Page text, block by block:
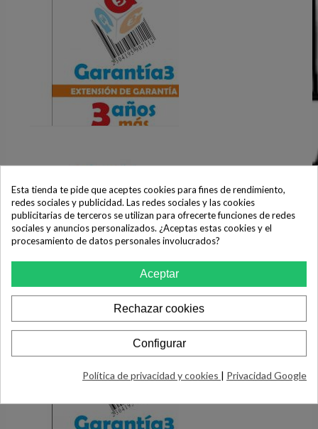
Extensión Garantía 3 AÑOS MÁS -
Tope Máximo 2000 Eur
92,90 €
Esta tienda te pide que aceptes cookies para fines de rendimiento,
redes sociales y publicidad. Las redes sociales y las cookies
publicitarias de terceros se utilizan para ofrecerte funciones de redes
sociales y anuncios personalizados. ¿Aceptas estas cookies y el
procesamiento de datos personales involucrados?
Aceptar
Rechazar cookies
Configurar
Política de privacidad y cookies | Privacidad Google